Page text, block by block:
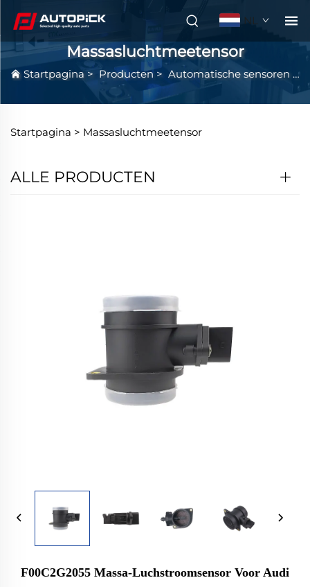
NL
Massasluchtmeetensor
Startpagina > Producten> Automatische sensoren
Startpagina > Massasluchtmeetensor
ALLE PRODUCTEN
F00C2G2055 Massa-Luchstroomsensor Voor Audi